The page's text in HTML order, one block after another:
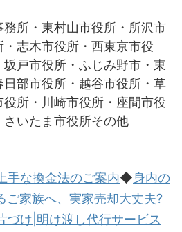
所・東村山市役所・所沢市
志木市役所・西東京市役
坂戸市役所・ふじみ野市・東
部市役所・越谷市役所・草
所・川崎市役所・座間市役
さいたま市役所その他
手な換金法のご案内◆身内の
ご家族へ、実家売却大丈夫?
づけ|明け渡し代行サービス